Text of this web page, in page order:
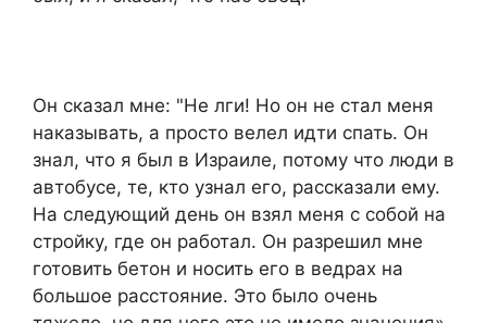
Он сказал мне: "Не лги! Но он не стал меня
наказывать, а просто велел идти спать. Он
знал, что я был в Израиле, потому что люди в
автобусе, те, кто узнал его, рассказали ему.
На следующий день он взял меня с собой на
стройку, где он работал. Он разрешил мне
готовить бетон и носить его в ведрах на
большое расстояние. Это было очень